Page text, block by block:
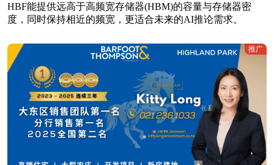
HBF能提供远高于高频宽存储器(HBM)的容量与存储器密
度，同时保持相近的频宽，更适合未来的AI推论需求。
推广